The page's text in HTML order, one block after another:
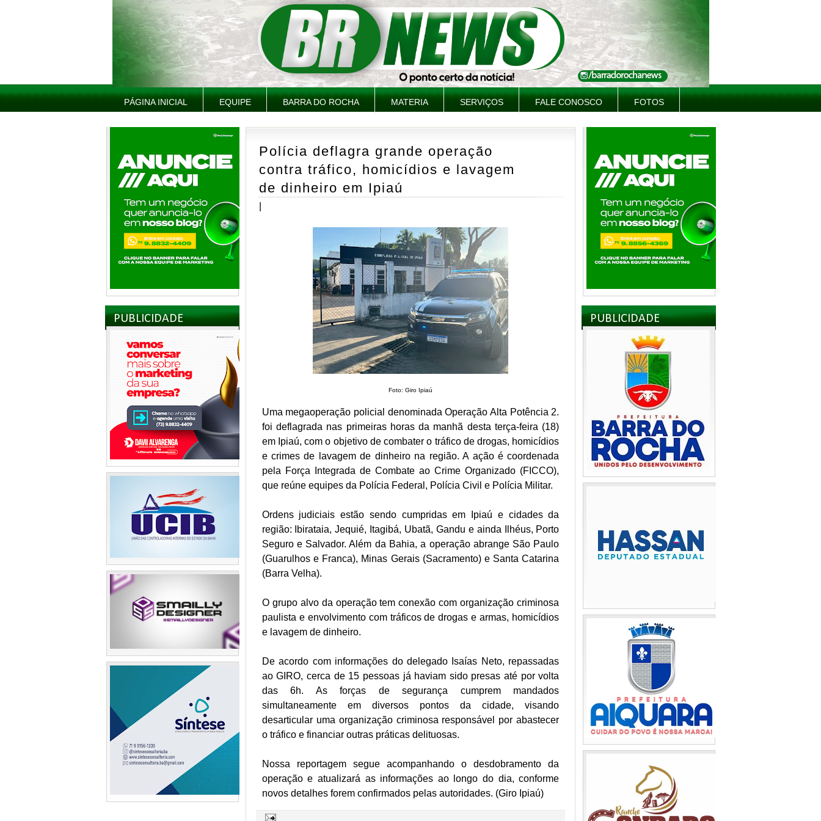
PÁGINA INICIAL EQUIPE BARRA DO ROCHA MATERIA SERVIÇOS FALE CONOSCO FOTOS
PUBLICIDADE
Polícia deflagra grande operação
contra tráfico, homicídios e lavagem
de dinheiro em Ipiaú
Foto: Giro Ipiaú
Uma megaoperação policial denominada Operação Alta Potência 2.
foi deflagrada nas primeiras horas da manhã desta terça-feira (18)
em Ipiaú, com o objetivo de combater o tráfico de drogas, homicídios
e crimes de lavagem de dinheiro na região. A ação é coordenada
pela Força Integrada de Combate ao Crime Organizado (FICCO),
que reúne equipes da Polícia Federal, Polícia Civil e Polícia Militar.
Ordens judiciais estão sendo cumpridas em Ipiaú e cidades da
região: Ibirataia, Jequié, Itagibá, Ubatã, Gandu e ainda Ilhéus, Porto
Seguro e Salvador. Além da Bahia, a operação abrange São Paulo
(Guarulhos e Franca), Minas Gerais (Sacramento) e Santa Catarina
(Barra Velha).
O grupo alvo da operação tem conexão com organização criminosa
paulista e envolvimento com tráficos de drogas e armas, homicídios
e lavagem de dinheiro.
De acordo com informações do delegado Isaías Neto, repassadas
ao GIRO, cerca de 15 pessoas já haviam sido presas até por volta
das 6h. As forças de segurança cumprem mandados
simultaneamente em diversos pontos da cidade, visando
desarticular uma organização criminosa responsável por abastecer
o tráfico e financiar outras práticas delituosas.
Nossa reportagem segue acompanhando o desdobramento da
operação e atualizará as informações ao longo do dia, conforme
novos detalhes forem confirmados pelas autoridades. (Giro Ipiaú)
PUBLICIDADE